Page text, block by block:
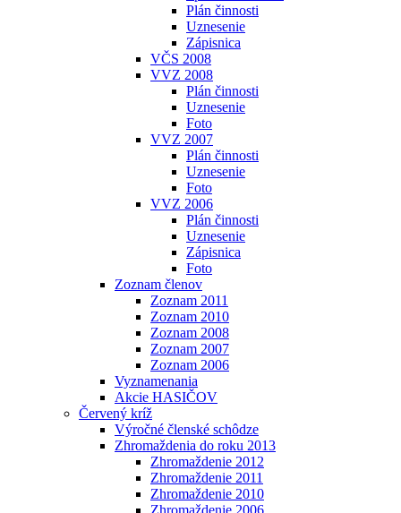
Plán činnosti
Uznesenie
Zápisnica
VČS 2008
VVZ 2008
Plán činnosti
Uznesenie
Foto
VVZ 2007
Plán činnosti
Uznesenie
Foto
VVZ 2006
Plán činnosti
Uznesenie
Zápisnica
Foto
Zoznam členov
Zoznam 2011
Zoznam 2010
Zoznam 2008
Zoznam 2007
Zoznam 2006
Vyznamenania
Akcie HASIČOV
Červený kríž
Výročné členské schôdze
Zhromaždenia do roku 2013
Zhromaždenie 2012
Zhromaždenie 2011
Zhromaždenie 2010
Zhromaždenie 2006